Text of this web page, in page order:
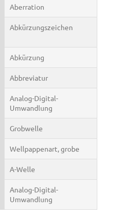
Aberration
Abkürzungszeichen
Abkürzung
Abbreviatur
Analog-Digital-
Umwandlung
Grobwelle
Wellpappenart, grobe
A-Welle
Analog-Digital-
Umwandlung